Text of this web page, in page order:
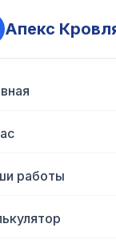
Апекс
работы
Апекс
работы
с
любой
на